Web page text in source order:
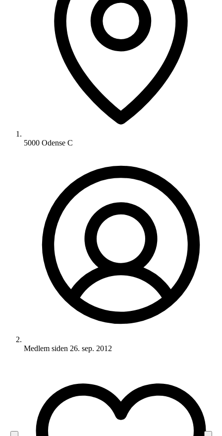
5000 Odense C
Medlem siden 26. sep. 2012